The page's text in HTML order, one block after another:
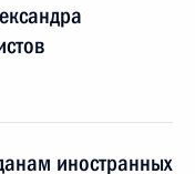
иностранных